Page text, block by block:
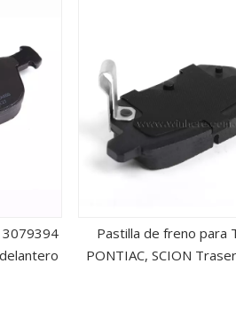
3079394
Pastilla de freno para
PONTIAC, SCION